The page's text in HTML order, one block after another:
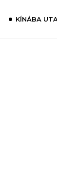
KÍNÁBA